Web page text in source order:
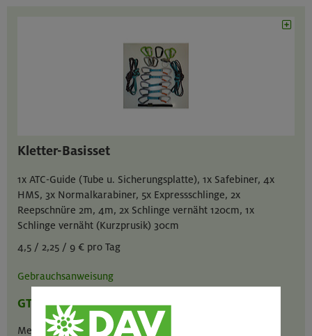
Kletter-Basisset
1x ATC-Guide (Tube u. Sicherungsplatte), 1x Safebiner, 4x
HMS, 3x Normalkarabiner, 5x Expressschlinge, 2x
Reepschnüre 2m, 4m, 2x Schlinge vernäht 120cm, 1x
Schlinge vernäht (Kurzprusik) 30cm
4,5 / 2,25 / 9 € pro Tag
Gebrauchsanweisung
GT MA GIL
Menge :1